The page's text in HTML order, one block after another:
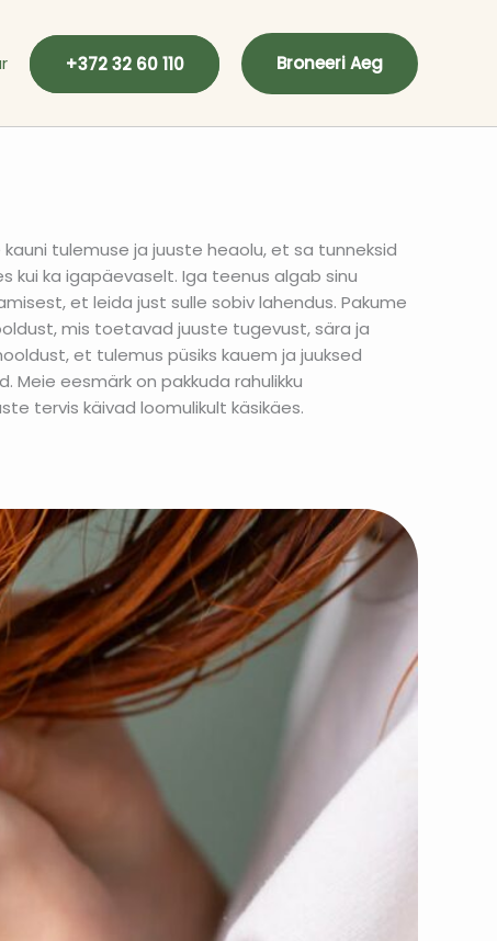
+372 32 60 110 Broneeri Aeg
tulemuse ja juuste heaolu, et sa tunneksid
kui ka igapäevaselt. Iga teenus algab sinu
et leida just sulle sobiv lahendus. Pakume
mis toetavad juuste tugevust, sära ja
et tulemus püsiks kauem ja juuksed
Meie eesmärk on pakkuda rahulikku
tervis käivad loomulikult käsikäes.